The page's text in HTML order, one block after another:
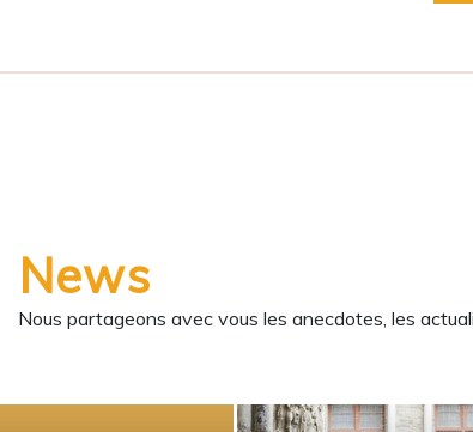
News
Nous partageons avec vous les anecdotes, les